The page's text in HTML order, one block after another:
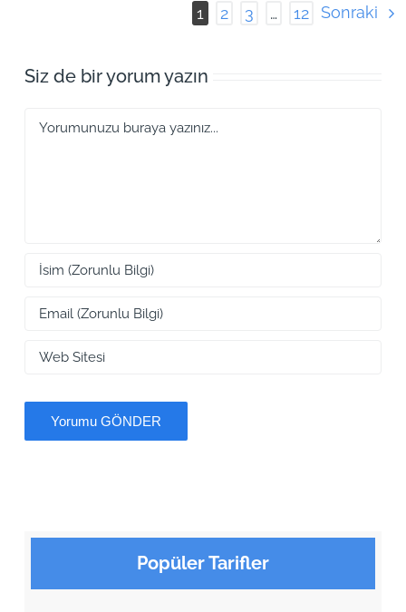
1 2 3 … 12 Sonraki
Siz de bir yorum yazın
Popüler Tarifler